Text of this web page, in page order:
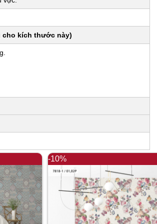
cho kích thước này)
-10%